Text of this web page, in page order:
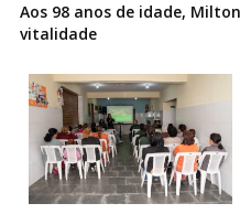
Aos 98 anos de idade,
vitalidade